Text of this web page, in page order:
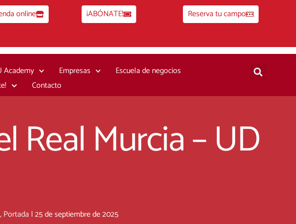
online ¡ABÓNATE! Reserva tu campo
Academy Empresas
Escuela de negocios
Contacto
Real Murcia – UD
,Portada |25 de septiembre de 2025